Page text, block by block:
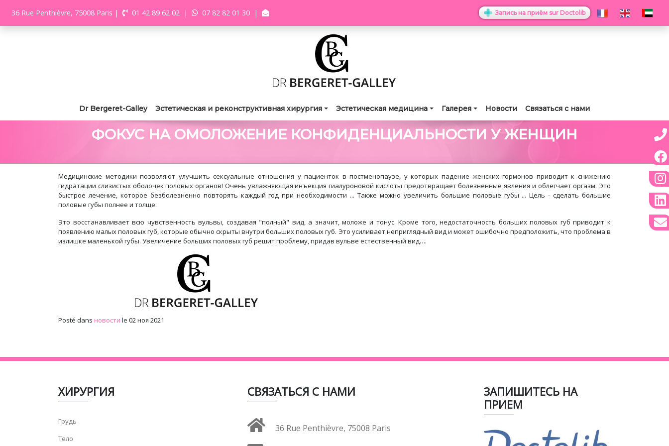
36 Rue Penthièvre, 75008 Paris | 01 42 89 62 02 | 07 82 82 01 30 | Запись на приём sur Doctolib
Dr Bergeret-Galley Эстетическая и реконструктивная хирургия Эстетическая медицина Галерея Новости Связаться с нами
ФОКУС НА ОМОЛОЖЕНИЕ КОНФИДЕНЦИАЛЬНОСТИ У ЖЕНЩИН
Медицинские методики позволяют улучшить сексуальные отношения у пациенток в постменопаузе, у которых падение женских гормонов приводит к снижению
гидратации слизистых оболочек половых органов! Очень увлажняющая инъекция гиалуроновой кислоты предотвращает болезненные явления и облегчает оргазм. Это
быстрое лечение, которое безболезненно повторять каждый год при необходимости ... Также можно увеличить большие половые губы ... Цель - сделать большие
половые губы полнее и толще.
Это восстанавливает всю чувственность вульвы, создавая "полный" вид, а значит, моложе и тонус. Кроме того, недостаточность больших половых губ приводит к
появлению малых половых губ, которые обычно скрыты внутри больших половых губ. Это усиливает неприглядный вид и может ошибочно предположить, что проблема в
излишке маленькой губы. Увеличение больших половых губ решит проблему, придав вульве естественный вид….
Posté dans новости le 02 ноя 2021
ХИРУРГИЯ
Грудь
Тело
СВЯЗАТЬСЯ С НАМИ
36 Rue Penthièvre, 75008 Paris
ЗАПИШИТЕСЬ НА
ПРИЕМ